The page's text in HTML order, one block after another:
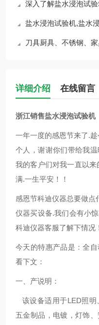
深入了解盐水浸泡试
盐水浸泡试验机,盐水
刀具厨具、不锈钢、家具灯具行
详细介绍 在线留言
浙江销售盐水浸泡试验机
一年一度的感恩节来了.
个人，谢谢你们带给我
我的客户们对我一直以
满.一生平安！！
感恩节科迪仪器总要做点
仪器买设备.我们会有小
科迪仪器客服了解下情况
今天的特惠产品是：全
看下文：
一、产说明：
该设备适用于LED照明
五金制品，电镀，灯饰